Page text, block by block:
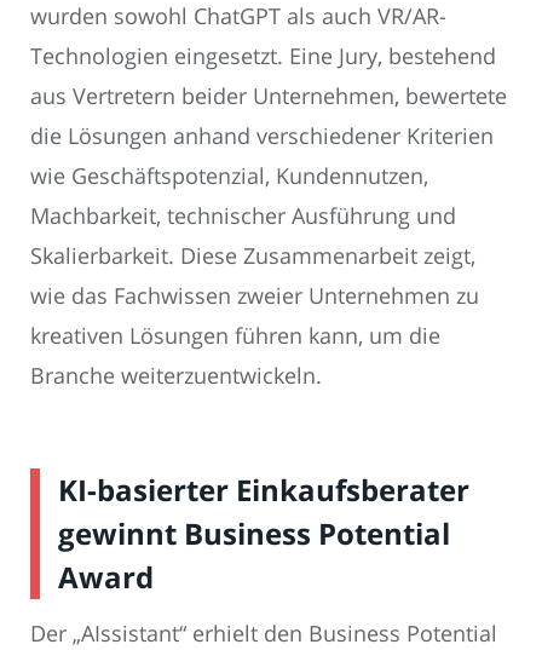
wurden sowohl ChatGPT als auch VR/AR-
Technologien eingesetzt. Eine Jury, bestehend
aus Vertretern beider Unternehmen, bewertete
die Lösungen anhand verschiedener Kriterien
wie Geschäftspotenzial, Kundennutzen,
Machbarkeit, technischer Ausführung und
Skalierbarkeit. Diese Zusammenarbeit zeigt,
wie das Fachwissen zweier Unternehmen zu
kreativen Lösungen führen kann, um die
Branche weiterzuentwickeln.
KI-basierter Einkaufsberater
gewinnt Business Potential
Award
Der „AIssistant“ erhielt den Business Potential